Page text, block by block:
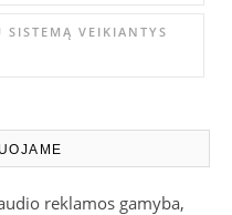
VEIKIANTYS
reklamos gamyba,